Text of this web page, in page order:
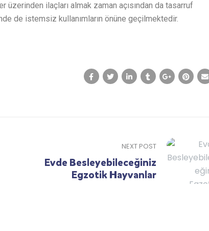
ilaçları almak zaman açısından da tasarruf
de istemsiz kullanımların önüne geçilmektedir.
NEXT POST
Evde Besleyebileceğiniz
Egzotik Hayvanlar